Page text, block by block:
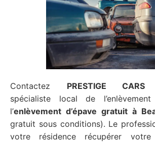
Contactez PRESTIGE CARS
spécialiste local de
l’enlèvement d’épave gratuit à
gratuit sous conditions). Le
votre résidence récupérer votre